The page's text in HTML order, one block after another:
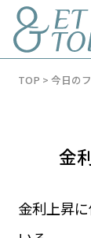
TOP > 今日の
金
金利上昇